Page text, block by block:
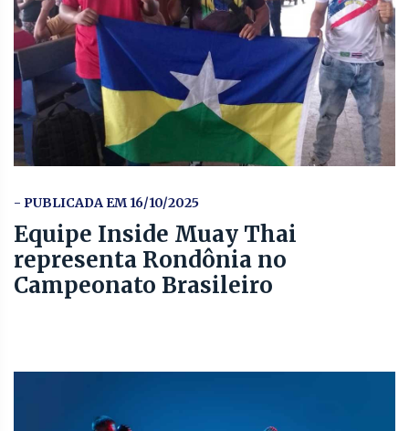
- PUBLICADA EM 16/10/2025
Equipe Inside Muay Thai
representa Rondônia no
Campeonato Brasileiro